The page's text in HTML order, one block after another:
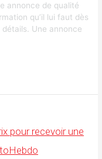
annonce de qualité
qu’il lui faut dès
Une annonce
pour recevoir une